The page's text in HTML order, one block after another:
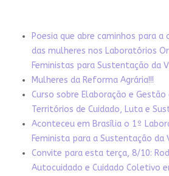
Poesia que abre caminhos para
das mulheres nos Laboratórios
Feministas para Sustentação da
Mulheres da Reforma Agrária!!!
Curso sobre Elaboração e
Territórios de Cuidado, Luta e
Aconteceu em Brasília o 1º
Feminista para a Sustentação da
Convite para esta terça, 8/10:
Autocuidado e Cuidado Coletivo